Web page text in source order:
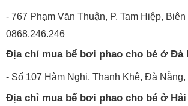
- 767 Phạm Văn Thuận, P. Tam Hiệp,
0868.246.246
Địa chỉ mua bể bơi phao cho bé ở Đà
- Số 107 Hàm Nghi, Thanh Khê, Đà
Địa chỉ mua bể bơi phao cho bé ở Hải